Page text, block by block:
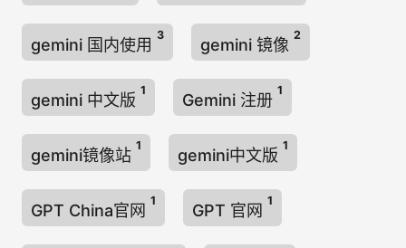
gemini 国内使用
3
gemini 镜像
2
gemini 中文版
1
Gemini 注册
1
gemini镜像站
1
gemini中文版
1
GPT China官网
1
GPT 官网
1